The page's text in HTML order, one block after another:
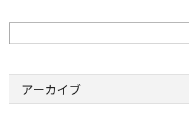
アーカイブ